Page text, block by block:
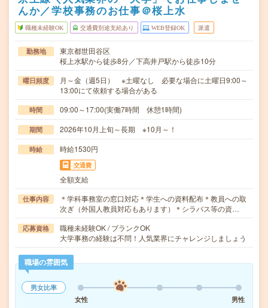
んか／学校事務のお仕事＠桜上水
職種未経験OK 交通費別途支給あり WEB登録OK 派遣
勤務地
東京都世田谷区
桜上水駅から徒歩8分／下高井戸駅から徒歩10分
曜日頻度
月～金（週5日） ※土曜なし 必要な場合に土曜日9:00～
13:00にて依頼する場合がある
時間 09:00～17:00(実働7時間 休憩1時間)
期間 2026年10月上旬～長期 ※10月～！
時給 時給1530円
交通費
全額支給
仕事内容
＊学科事務室の窓口対応＊学生への資料配布＊教員への取
次ぎ（外国人教員対応もあります）＊シラバス等の資…
応募資格
職種未経験OK / ブランクOK
大学事務の経験は不問！人気業界にチャレンジしましょう
職場の雰囲気
男女比率
女性
男性